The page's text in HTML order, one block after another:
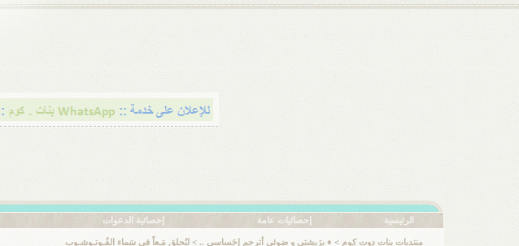
الرئيسية إحصائيات عامة إحصائية الدعوات
منتديات بنات دوت كوم > ♦ برَيشتي و ضوئي أترجم إحَساسي .. > لنُحلق مَـعاً في سَماء الفُـوتـوشـوب